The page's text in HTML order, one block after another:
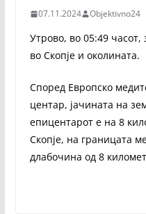
07.11.2024 Objektivno24
Утрово, во 05:49 часот,
во Скопје и околината.
Според Европско
центар, јачината на
епицентарот е на 8
Скопје, на границата
длабочина од 8